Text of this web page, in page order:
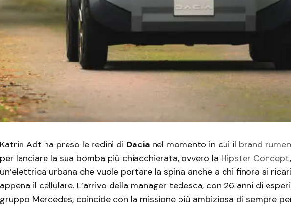
Katrin Adt ha preso le redini di Dacia nel momento in cui il brand
per lanciare la sua bomba più chiacchierata, ovvero la Hipster Concept,
un’elettrica urbana che vuole portare la spina anche a chi finora si
appena il cellulare. L’arrivo della manager tedesca, con 26 anni di
gruppo Mercedes, coincide con la missione più ambiziosa di sempre